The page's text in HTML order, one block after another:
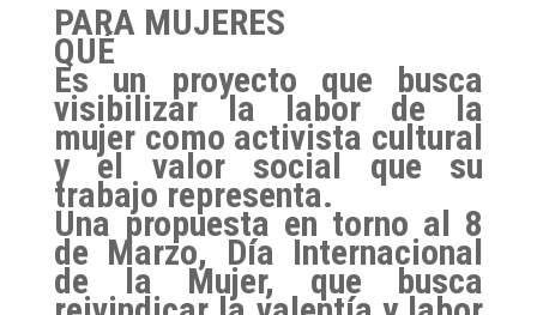
PARA MUJERES
QUÉ
Es un proyecto que busca
visibilizar la labor de la
mujer como activista cultural
y el valor social que su
trabajo representa.
Una propuesta en torno al 8
de Marzo, Día Internacional
de la Mujer, que busca